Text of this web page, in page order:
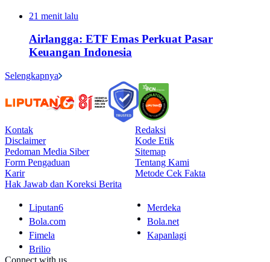
21 menit lalu
Airlangga: ETF Emas Perkuat Pasar
Keuangan Indonesia
Selengkapnya
Kontak
Redaksi
Disclaimer
Kode Etik
Pedoman Media Siber
Sitemap
Form Pengaduan
Tentang Kami
Karir
Metode Cek Fakta
Hak Jawab dan Koreksi Berita
Liputan6
Merdeka
Bola.com
Bola.net
Fimela
Kapanlagi
Brilio